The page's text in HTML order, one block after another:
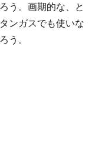
う。画期的な、と
ンガスでも使いな
う。